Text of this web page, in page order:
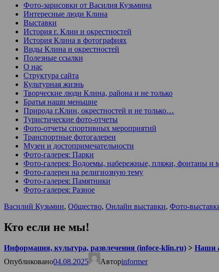
Фото-зарисовки от Василия Кузьмина
Интересные люди Клина
Выставки
История г. Клин и окрестностей
История Клина в фотографиях
Виды Клина и окрестностей
Полезные ссылки
О нас
Структура сайта
Культурная жизнь
Творческие люди Клина, района и не только
Братья наши меньшие
Природа г.Клин, окрестностей и не только…
Туристические фото-отчеты
Фото-отчеты спортивных мероприятий
Транспортные фотогалереи
Музеи и достопримечательности
Фото-галерея: Парки
Фото-галерея: Водоемы, набережные, пляжи, фонтаны и
Фото-галереи на религиозную тему
Фото-галерея: Памятники
Фото-галерея: Разное
Василий Кузьмин, Общество, Онлайн выставки, Фото-
Кто если не мы!
Информация, культура, развлечения (infoce-klin.ru) > Наши
Опубликовано04.08.2025 Авторinformer